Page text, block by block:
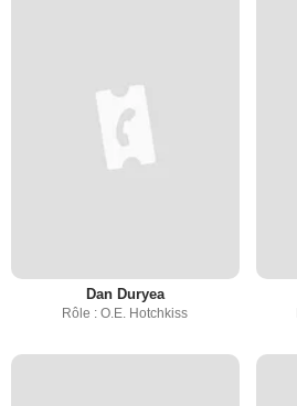
Dan Duryea
Rôle : O.E. Hotchkiss